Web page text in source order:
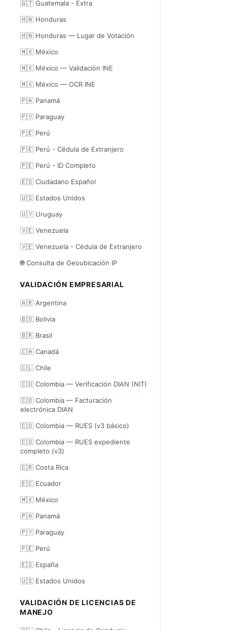
🇬🇹 Guatemala - Extra
🇭🇳 Honduras
🇭🇳 Honduras — Lugar de Votación
🇲🇽 México
🇲🇽 México — Validación INE
🇲🇽 México — OCR INE
🇵🇦 Panamá
🇵🇾 Paraguay
🇵🇪 Perú
🇵🇪 Perú - Cédula de Extranjero
🇵🇪 Perú - ID Completo
🇪🇸 Ciudadano Español
🇺🇸 Estados Unidos
🇺🇾 Uruguay
🇻🇪 Venezuela
🇻🇪 Venezuela - Cédula de Extranjero
🌐 Consulta de Geoubicación IP
VALIDACIÓN EMPRESARIAL
🇦🇷 Argentina
🇧🇴 Bolivia
🇧🇷 Brasil
🇨🇦 Canadá
🇨🇱 Chile
🇨🇴 Colombia — Verificación DIAN (NIT)
🇨🇴 Colombia — Facturación
electrónica DIAN
🇨🇴 Colombia — RUES (v3 básico)
🇨🇴 Colombia — RUES expediente
completo (v3)
🇨🇷 Costa Rica
🇪🇨 Ecuador
🇲🇽 México
🇵🇦 Panamá
🇵🇾 Paraguay
🇵🇪 Perú
🇪🇸 España
🇺🇸 Estados Unidos
VALIDACIÓN DE LICENCIAS DE
MANEJO